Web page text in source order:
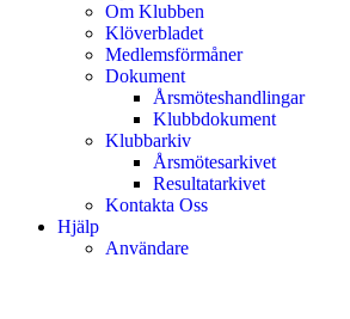
Om Klubben
Klöverbladet
Medlemsförmåner
Dokument
Årsmöteshandlingar
Klubbdokument
Klubbarkiv
Årsmötesarkivet
Resultatarkivet
Kontakta Oss
Hjälp
Användare